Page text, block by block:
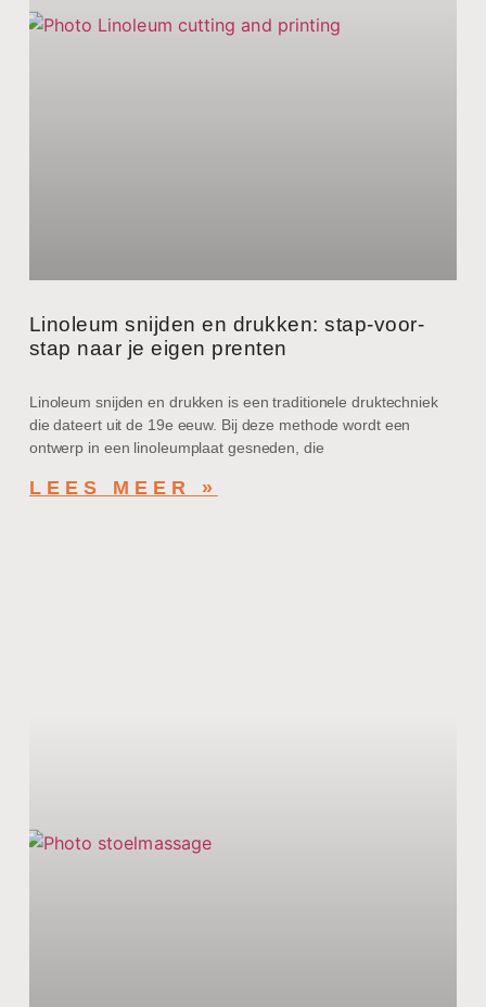
Linoleum snijden en drukken: stap-voor-
stap naar je eigen prenten
Linoleum snijden en drukken is een traditionele druktechniek
die dateert uit de 19e eeuw. Bij deze methode wordt een
ontwerp in een linoleumplaat gesneden, die
LEES MEER »